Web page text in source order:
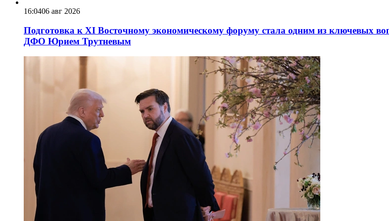
16:0406 авг 2026
Подготовка к XI Восточному экономическому форуму стала одним из ключевых
ДФО Юрием Трутневым